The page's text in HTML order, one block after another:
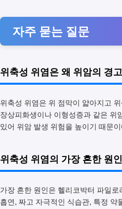
자주 묻는 질문
위축성 위염은 왜 위암의 경
위축성 위염은 위 점막이 얇아지고
장상피화생이나 이형성증과 같은 위
있어 위암 발생 위험을 높이기 때문
위축성 위염의 가장 흔한 원
가장 흔한 원인은 헬리코박터 파일
흡연, 짜고 자극적인 식습관, 특정 약